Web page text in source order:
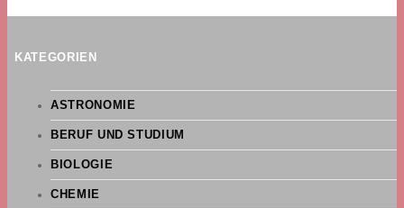
KATEGORIEN
ASTRONOMIE
BERUF UND STUDIUM
BIOLOGIE
CHEMIE